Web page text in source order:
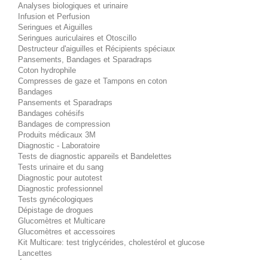
Analyses biologiques et urinaire
Infusion et Perfusion
Seringues et Aiguilles
Seringues auriculaires et Otoscillo
Destructeur d'aiguilles et Récipients spéciaux
Pansements, Bandages et Sparadraps
Coton hydrophile
Compresses de gaze et Tampons en coton
Bandages
Pansements et Sparadraps
Bandages cohésifs
Bandages de compression
Produits médicaux 3M
Diagnostic - Laboratoire
Tests de diagnostic appareils et Bandelettes
Tests urinaire et du sang
Diagnostic pour autotest
Diagnostic professionnel
Tests gynécologiques
Dépistage de drogues
Glucomètres et Multicare
Glucomètres et accessoires
Kit Multicare: test triglycérides, cholestérol et glucose
Lancettes